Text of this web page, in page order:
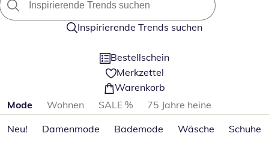
Inspirierende Trends suchen
Bestellschein
Merkzettel
Warenkorb
Produktkategorien überspringen
Mode Wohnen SALE %
75 Jahre heine
Neu!
Damenmode Bademode Wäsche Schuhe